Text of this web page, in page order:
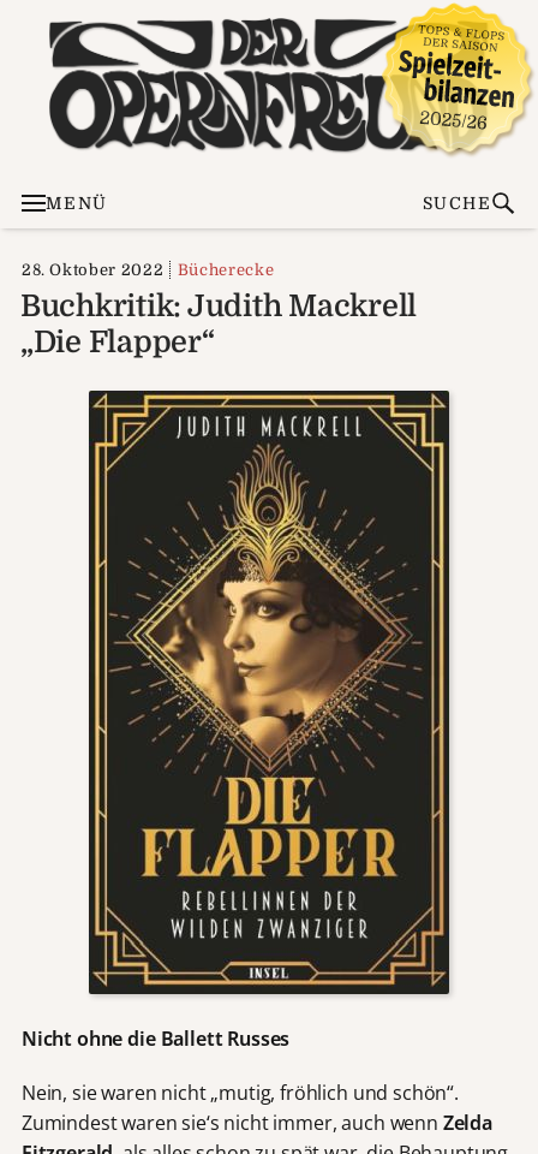
MENÜ SUCHE
28. Oktober 2022 Bücherecke
Buchkritik: Judith Mackrell
„Die Flapper“
Nicht ohne die Ballett Russes
Nein, sie waren nicht „mutig, fröhlich und schön“.
Zumindest waren sie‘s nicht immer, auch wenn Zelda